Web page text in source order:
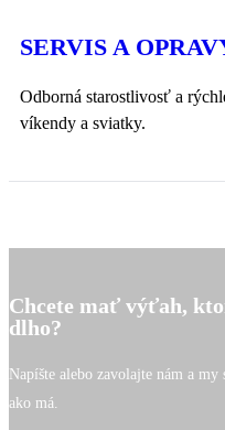
SERVIS A
Odborná starostlivosť a
víkendy a sviatky.
Chcete mať výťah,
dlho?
Napíšte alebo zavolajte nám a
ako má.